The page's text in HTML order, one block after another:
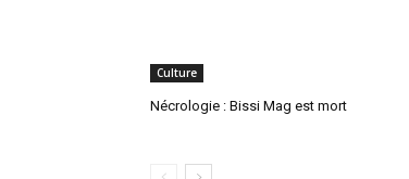
Culture
Nécrologie : Bissi Mag est mort